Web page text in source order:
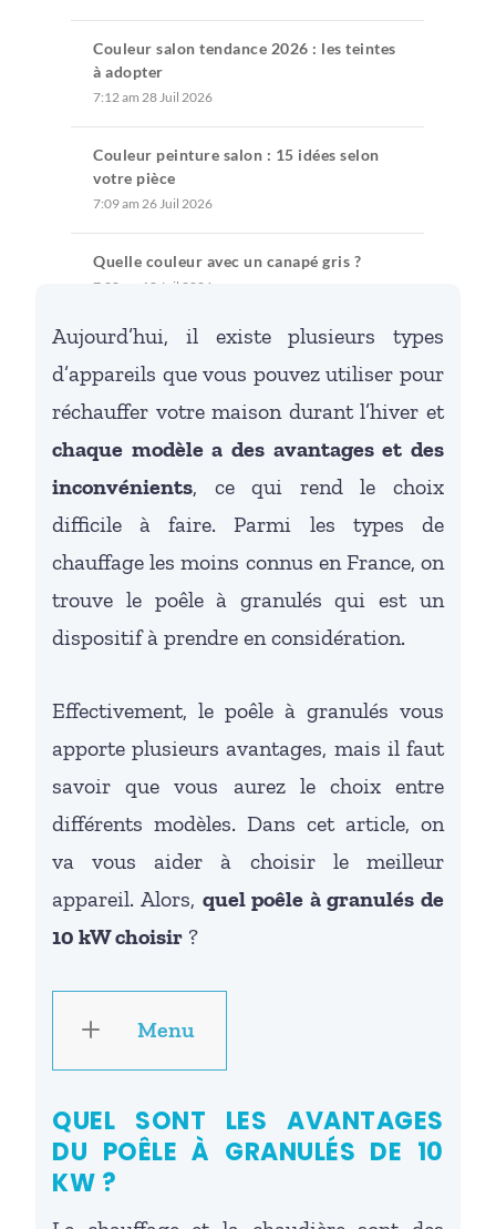
Couleur salon tendance 2026 : les teintes
à adopter
7:12 am 28 Juil 2026
Couleur peinture salon : 15 idées selon
votre pièce
7:09 am 26 Juil 2026
Quelle couleur avec un canapé gris ?
7:08 am 18 Juil 2026
Aujourd’hui, il existe plusieurs types
d’appareils que vous pouvez utiliser pour
réchauffer votre maison durant l’hiver et
chaque modèle a des avantages et des
inconvénients, ce qui rend le choix
difficile à faire. Parmi les types de
chauffage les moins connus en France, on
trouve le poêle à granulés qui est un
dispositif à prendre en considération.
Effectivement, le poêle à granulés vous
apporte plusieurs avantages, mais il faut
savoir que vous aurez le choix entre
différents modèles. Dans cet article, on
va vous aider à choisir le meilleur
appareil. Alors, quel poêle à granulés de
10 kW choisir ?
Menu
QUEL SONT LES AVANTAGES
DU POÊLE À GRANULÉS DE 10
KW ?